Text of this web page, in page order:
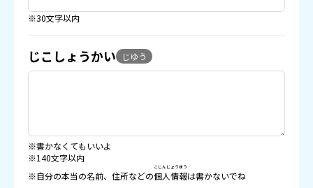
※30文字以内
じこしょうかい じゆう
※書かなくてもいいよ
※140文字以内
※自分の本当の名前、住所などの個人情報
こじんじょうほう
は書かないでね